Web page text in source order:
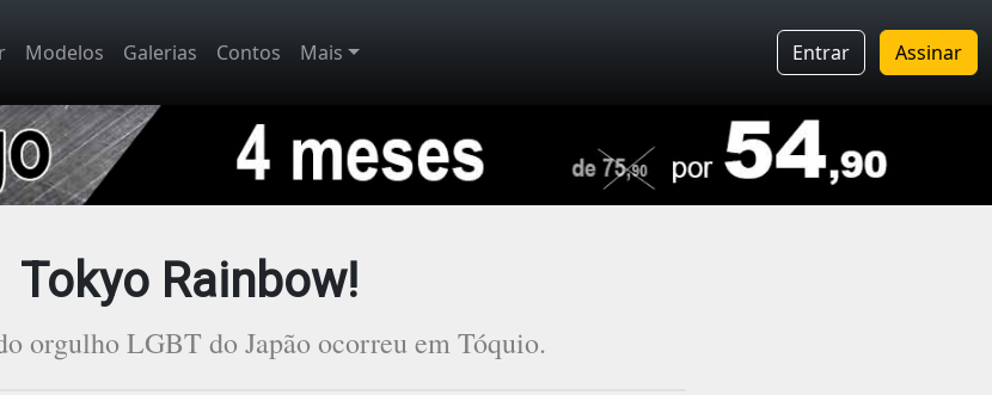
Modelos Galerias Contos Mais Entrar Assinar
Tokyo Rainbow!
orgulho LGBT do Japão ocorreu em Tóquio.